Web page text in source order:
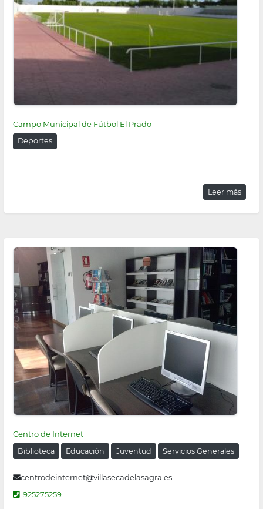
Campo Municipal de Fútbol El Prado
Deportes
Leer más
Centro de Internet
Biblioteca Educación Juventud Servicios Generales
centrodeinternet@villasecadelasagra.es
925275259